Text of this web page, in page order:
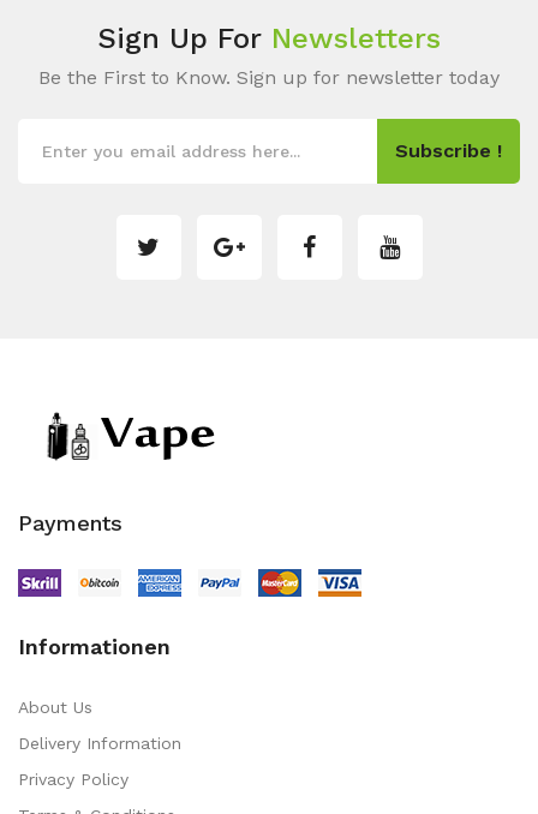
Sign Up For Newsletters
Be the First to Know. Sign up for newsletter today
Subscribe !
Payments
Informationen
About Us
Delivery Information
Privacy Policy